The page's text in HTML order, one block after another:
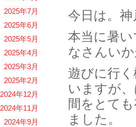
2025年7月
2025年6月
2025年5月
2025年4月
2025年3月
2025年2月
2024年12月
2024年11月
2024年9月
今日は。
本当に暑
なさんい
遊びに行
いますが
間をとて
ました。